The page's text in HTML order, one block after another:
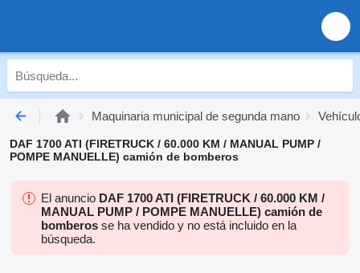
Maquinaria municipal de segunda mano
DAF 1700 ATI (FIRETRUCK / 60.000 KM / MANUAL PUMP /
POMPE MANUELLE) camión de bomberos
El anuncio DAF 1700 ATI (FIRETRUCK / 60.000 KM /
MANUAL PUMP / POMPE MANUELLE) camión de
bomberos se ha vendido y no está incluido en la
búsqueda.